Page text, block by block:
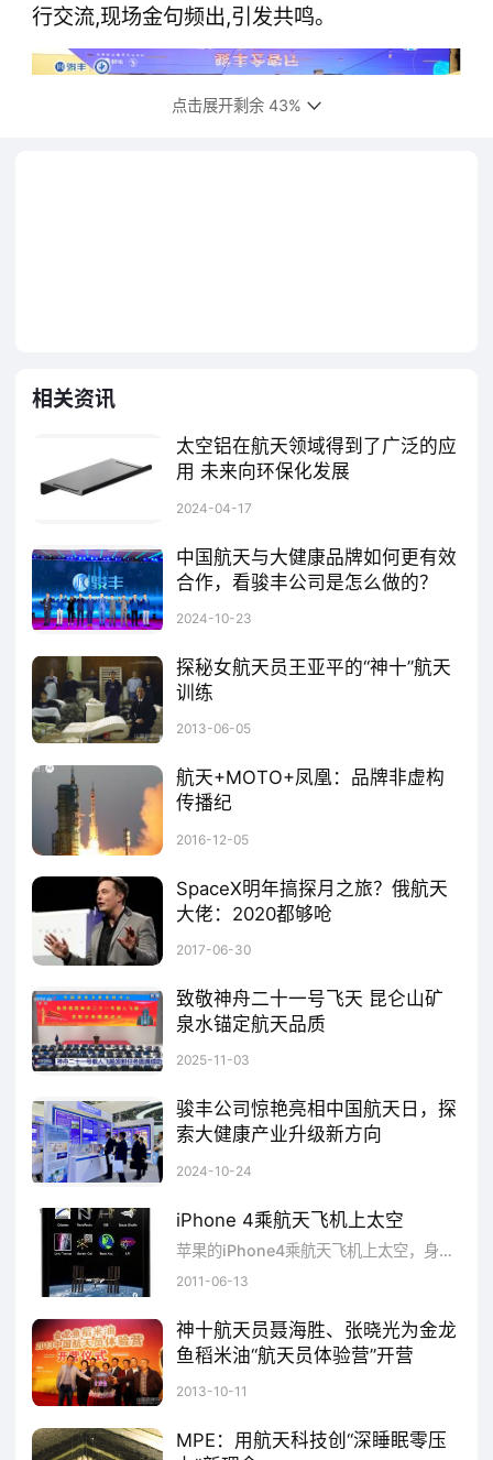
行交流,现场金句频出,引发共鸣。
陈特军:健康是我们的航天梦和中国梦的根
实现。请问候副理事长,哪些航天技术可以为国
民健康保驾护航?骏丰成为中国航天事业合作
断前行,您对这一次的航天科普有着怎样的期待
和建议?
侯秀峰:航天和健康是密不可分的。健康是
每一个人的需求,航天人的工作环境很艰苦,心理
压力很大,我们有专门的医疗集团,研究航天人在
健康、医疗上的需求。随着科技的发展,航天技
术也会给健康、医疗带来更广阔的空间,比如太
空制药,因为太空和地球的环境截然不同,可能会
研制出地球上研制不出来的药,对癌症等疾病有
所作用。
骏丰成为中国航天事业合作伙伴,表现了企
业的追求和梦想,也表达了骏丰愿意为航天事业
做贡献的强烈意愿。骏丰是大健康行业突出的
代表,这次航天巡展的活动特别有意义。领导说
过,科技创新和科学普及是实现创新发展的两
翼。骏丰公司组织的一系列科普活动,包括骏丰
生命科技馆在内,都是希望将生命健康、航天知
识等传达给大众,特别是青少年们,帮助他们了解
科学、了解航天,让他们热爱科学、热爱航天。
点击展开剩余 43%
相关资讯
太空铝在航天领域得到了广泛的应
用 未来向环保化发展
2024-04-17
中国航天与大健康品牌如何更有效
合作，看骏丰公司是怎么做的？
2024-10-23
探秘女航天员王亚平的“神十”航天
训练
2013-06-05
航天+MOTO+凤凰：品牌非虚构
传播纪
2016-12-05
SpaceX明年搞探月之旅？俄航天
大佬：2020都够呛
2017-06-30
致敬神舟二十一号飞天 昆仑山矿
泉水锚定航天品质
2025-11-03
骏丰公司惊艳亮相中国航天日，探
索大健康产业升级新方向
2024-10-24
iPhone 4乘航天飞机上太空
苹果的iPhone4乘航天飞机上太空，身份是美国宇航局用于太空实验的科学仪器
2011-06-13
神十航天员聂海胜、张晓光为金龙
鱼稻米油“航天员体验营”开营
2013-10-11
MPE：用航天科技创“深睡眠零压